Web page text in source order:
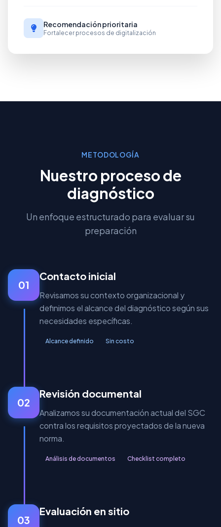
Recomendación prioritaria
Fortalecer procesos de digitalización
METODOLOGÍA
Nuestro proceso de
diagnóstico
Un enfoque estructurado para evaluar su
preparación
01
Contacto inicial
Revisamos su contexto organizacional y
definimos el alcance del diagnóstico según sus
necesidades específicas.
Alcance definido Sin costo
02
Revisión documental
Analizamos su documentación actual del SGC
contra los requisitos proyectados de la nueva
norma.
Análisis de documentos Checklist completo
03
Evaluación en sitio